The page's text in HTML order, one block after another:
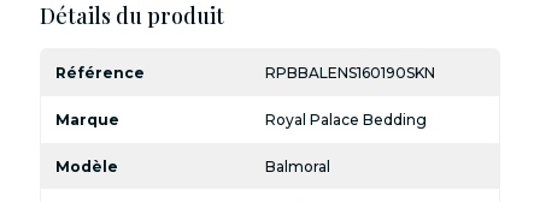
Détails du produit
Référence RPBBALENS160190SKN
Marque Royal Palace Bedding
Modèle Balmoral